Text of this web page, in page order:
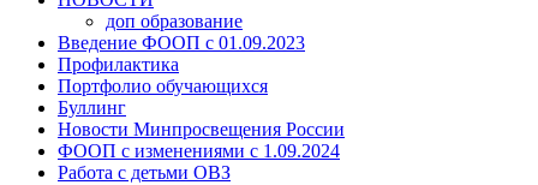
доп образование
Введение ФООП с 01.09.2023
Профилактика
Портфолио обучающихся
Буллинг
Новости Минпросвещения России
ФООП с изменениями с 1.09.2024
Работа с детьми ОВЗ